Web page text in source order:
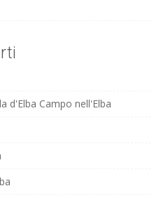
d'Elba Campo nell'Elba